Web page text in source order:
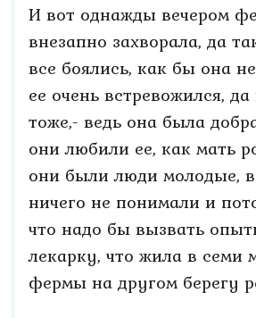
И вот однажды вечером
внезапно захворала, да
все боялись, как бы она
ее очень встревожился,
тоже,- ведь она была
они любили ее, как мать
они были люди молодые, в
ничего не понимали и
что надо бы вызвать
лекарку, что жила в семи
фермы на другом берегу